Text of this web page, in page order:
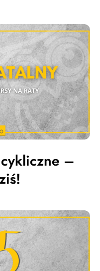
cykliczne –